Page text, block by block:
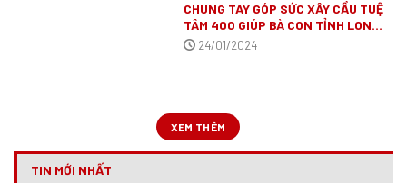
CHUNG TAY GÓP SỨC XÂY CẦU TUỆ
TÂM 400 GIÚP BÀ CON TỈNH LONG
AN(ĐÃ VẬN ĐỘNG XONG)
24/01/2024
XEM THÊM
TIN MỚI NHẤT